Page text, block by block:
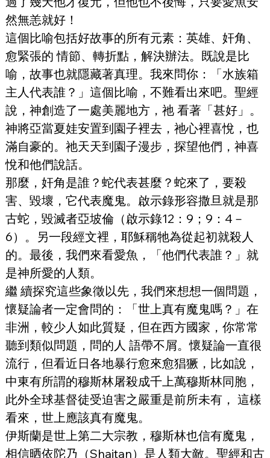
然無恙就好！
這個比喻包括好故事的所有元素：英雄、奸角、
愈緊張的 情節、轉折點，解決辦法。既說是比
喻，故事也就隱藏著真理。我來問你：「水族箱
主人代表誰？」這個比喻，不難看出來吧。聖經
說，神創造了一處美麗地方，祂 看著「甚好」。
神將亞當夏娃安置到園子裡去，祂心裡喜悅，也
滿自豪的。祂天天到園子漫步，探望他們，神喜
悅和他們說話。
那麼，奸角是誰？蛇代表甚麼？蛇來了，要殺
害、毀壞，它代表魔鬼。啟示錄形容撒旦就是那
古蛇，毀滅者亞坡倫（啟示錄12：9；9：4－
6）。另一段經文裡，耶穌稱牠為從起初就殺人
的。最後，我們來看愛魚，「他們代表誰？」就
是神所愛的人類。
繼 續探究這些象徵以先，我們來想想一個問題，
懷疑論者一定會問的：「世上真有魔鬼嗎？」在
非洲，較少人如此質疑，但在西方國家，你常常
聽到類似問題，問的人 語帶不屑。懷疑論一直很
流行，但看近日各地暴行愈來愈猖獗，比如說，
中東有所謂的穆斯林屠殺成千上萬穆斯林同胞，
此外全球基督徒受迫害之嚴重是前所未有， 這樣
看來，世上應該真有魔鬼。
伊斯蘭是世上第二大宗教，穆斯林也信有魔鬼，
相信晒依陀乃（Shaitan）是人類大敵。聖經和古